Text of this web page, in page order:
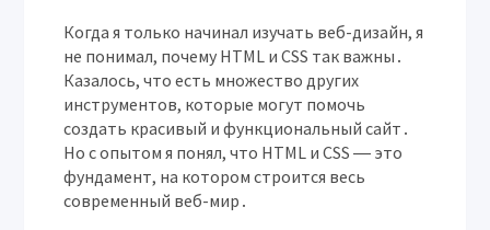
Когда я только начинал изучать веб-дизайн, я
не понимал, почему HTML и CSS так важны․
Казалось, что есть множество других
инструментов, которые могут помочь
создать красивый и функциональный сайт․
Но с опытом я понял, что HTML и CSS ― это
фундамент, на котором строится весь
современный веб-мир․